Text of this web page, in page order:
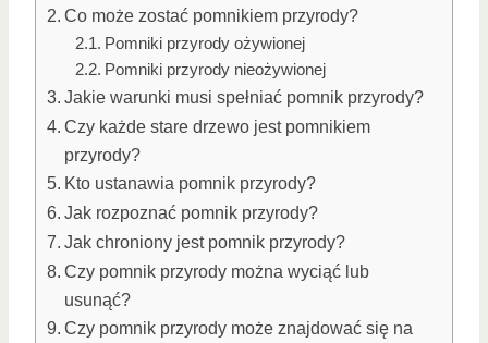
Co może zostać pomnikiem przyrody?
Pomniki przyrody ożywionej
Pomniki przyrody nieożywionej
Jakie warunki musi spełniać pomnik przyrody?
Czy każde stare drzewo jest pomnikiem
przyrody?
Kto ustanawia pomnik przyrody?
Jak rozpoznać pomnik przyrody?
Jak chroniony jest pomnik przyrody?
Czy pomnik przyrody można wyciąć lub
usunąć?
Czy pomnik przyrody może znajdować się na